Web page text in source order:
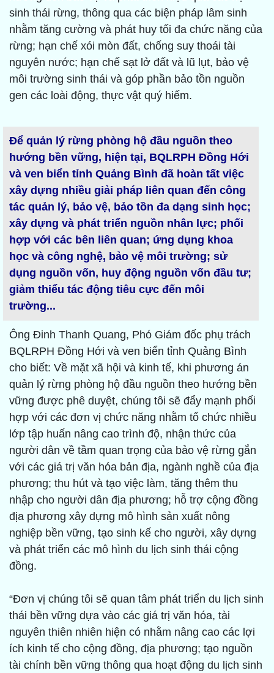
sinh thái rừng, thông qua các biện pháp lâm sinh
nhằm tăng cường và phát huy tối đa chức năng của
rừng; hạn chế xói mòn đất, chống suy thoái tài
nguyên nước; hạn chế sạt lở đất và lũ lụt, bảo vệ
môi trường sinh thái và góp phần bảo tồn nguồn
gen các loài động, thực vật quý hiếm.
Để quản lý rừng phòng hộ đầu nguồn theo
hướng bền vững, hiện tại, BQLRPH Đồng Hới
và ven biển tỉnh Quảng Bình đã hoàn tất việc
xây dựng nhiều giải pháp liên quan đến công
tác quản lý, bảo vệ, bảo tồn đa dạng sinh học;
xây dựng và phát triển nguồn nhân lực; phối
hợp với các bên liên quan; ứng dụng khoa
học và công nghệ, bảo vệ môi trường; sử
dụng nguồn vốn, huy động nguồn vốn đầu tư;
giảm thiểu tác động tiêu cực đến môi
trường...
Ông Đinh Thanh Quang, Phó Giám đốc phụ trách
BQLRPH Đồng Hới và ven biển tỉnh Quảng Bình
cho biết: Về mặt xã hội và kinh tế, khi phương án
quản lý rừng phòng hộ đầu nguồn theo hướng bền
vững được phê duyệt, chúng tôi sẽ đẩy mạnh phối
hợp với các đơn vị chức năng nhằm tổ chức nhiều
lớp tập huấn nâng cao trình độ, nhận thức của
người dân về tầm quan trọng của bảo vệ rừng gắn
với các giá trị văn hóa bản địa, ngành nghề của địa
phương; thu hút và tạo việc làm, tăng thêm thu
nhập cho người dân địa phương; hỗ trợ cộng đồng
địa phương xây dựng mô hình sản xuất nông
nghiệp bền vững, tạo sinh kế cho người, xây dựng
và phát triển các mô hình du lịch sinh thái cộng
đồng.
“Đơn vị chúng tôi sẽ quan tâm phát triển du lịch sinh
thái bền vững dựa vào các giá trị văn hóa, tài
nguyên thiên nhiên hiện có nhằm nâng cao các lợi
ích kinh tế cho cộng đồng, địa phương; tạo nguồn
tài chính bền vững thông qua hoạt động du lịch sinh